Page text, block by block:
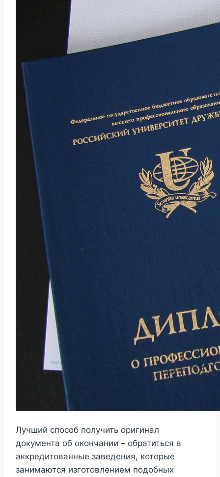
Лучший способ получить оригинал
документа об окончании – обратиться в
аккредитованные заведения, которые
занимаются изготовлением подобных